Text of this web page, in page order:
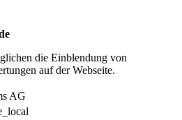
die Einblendung von
auf der Webseite.
AG